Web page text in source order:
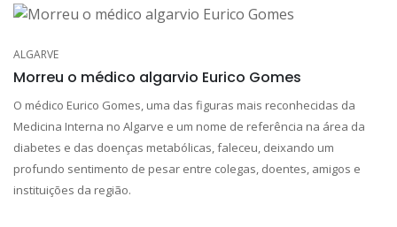
ALGARVE
Morreu o médico algarvio Eurico Gomes
O médico Eurico Gomes, uma das figuras mais reconhecidas da
Medicina Interna no Algarve e um nome de referência na área da
diabetes e das doenças metabólicas, faleceu, deixando um
profundo sentimento de pesar entre colegas, doentes, amigos e
instituições da região.